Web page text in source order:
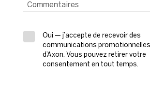
Commentaires
Oui — j’accepte de recevoir des
communications
d’Axon. Vous pouvez retirer votre
consentement en tout temps.